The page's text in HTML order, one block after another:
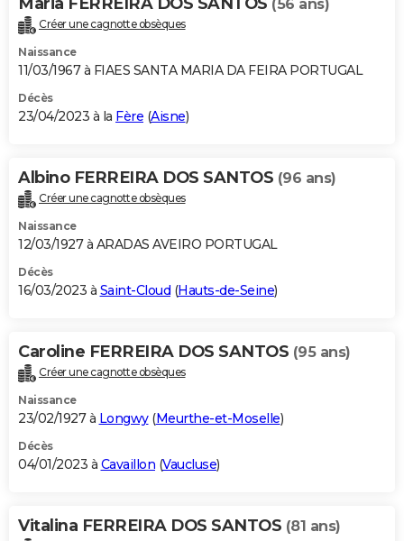
(56 ans)
Créer une cagnotte obsèques
Naissance
11/03/1967 à FIAES SANTA MARIA DA FEIRA PORTUGAL
Décès
23/04/2023 à la Fère (Aisne)
Albino FERREIRA DOS SANTOS (96 ans)
Créer une cagnotte obsèques
Naissance
12/03/1927 à ARADAS AVEIRO PORTUGAL
Décès
16/03/2023 à Saint-Cloud (Hauts-de-Seine)
Caroline FERREIRA DOS SANTOS (95 ans)
Créer une cagnotte obsèques
Naissance
23/02/1927 à Longwy(Meurthe-et-Moselle)
Décès
04/01/2023 à Cavaillon (Vaucluse)
Vitalina FERREIRA DOS SANTOS (81 ans)